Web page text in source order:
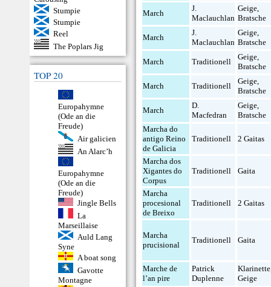
Stumpie
Stumpie
Reel
The Poplars Jig
TOP 20
Europahymne
(Ode an die
Freude)
Air galicien
An Alarc’h
Europahymne
(Ode an die
Freude)
Jingle Bells
La
Marseillaise
Auld Lang
Syne
A boat song
Gavotte
Montagne
March
J.
Maclauchlan
Geige,
Bratsche
March
J.
Maclauchlan
Geige,
Bratsche
March Traditionell
Geige,
Bratsche
March Traditionell
Geige,
Bratsche
March
D.
Macfedran
Geige,
Bratsche
Marcha do
antigo Reino
de Galicia
Traditionell 2 Gaitas
Marcha dos
Xigantes do
Corpus
Traditionell Gaita
Marcha
procesional
de Breixo
Traditionell 2 Gaitas
Marcha
prucisional
Traditionell Gaita
Marche de
l’an pire
Patrick
Duplenne
Klarinette
Geige